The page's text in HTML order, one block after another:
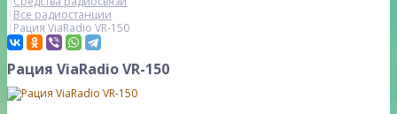
Все радиостанции
Рация ViaRadio VR-150
Рация ViaRadio VR-150